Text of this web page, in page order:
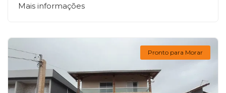
Mais informações
Pronto para Morar